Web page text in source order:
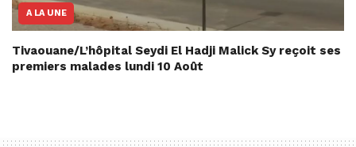
A LA UNE
Tivaouane/L’hôpital Seydi El Hadji Malick Sy reçoit ses
premiers malades lundi 10 Août